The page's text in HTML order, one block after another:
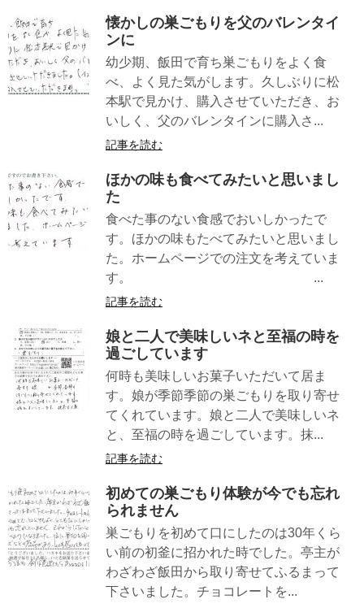
懐かしの巣ごもりを父のバレンタイ
ンに
幼少期、飯田で育ち巣ごもりをよく食
べ、よく見た気がします。久しぶりに松
本駅で見かけ、購入させていただき、お
いしく、父のバレンタインに購入さ...
記事を読む
ほかの味も食べてみたいと思いまし
た
食べた事のない食感でおいしかったで
す。ほかの味もたべてみたいと思いまし
た。ホームページでの注文を考えていま
す。 ...
記事を読む
娘と二人で美味しいネと至福の時を
過ごしています
何時も美味しいお菓子いただいて居ま
す。娘が季節季節の巣ごもりを取り寄せ
てくれています。娘と二人で美味しいネ
と、至福の時を過ごしています。抹...
記事を読む
初めての巣ごもり体験が今でも忘れ
られません
巣ごもりを初めて口にしたのは30年くら
い前の初釜に招かれた時でした。亭主が
わざわざ飯田から取り寄せてふるまって
下さいました。チョコレートを...